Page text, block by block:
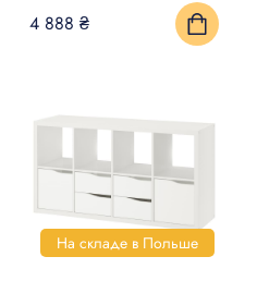
4 888 ₴
На складе в Польше